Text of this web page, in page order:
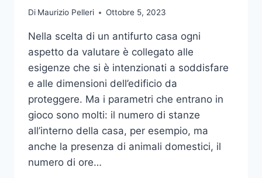
ECCO
SCEGLIERE
Di Maurizio Pelleri Ottobre 5, 2023
Nella scelta di un antifurto casa ogni
aspetto da valutare è collegato alle
esigenze che si è intenzionati a soddisfare
e alle dimensioni dell’edificio da
proteggere. Ma i parametri che entrano in
gioco sono molti: il numero di stanze
all’interno della casa, per esempio, ma
anche la presenza di animali domestici, il
numero di ore…